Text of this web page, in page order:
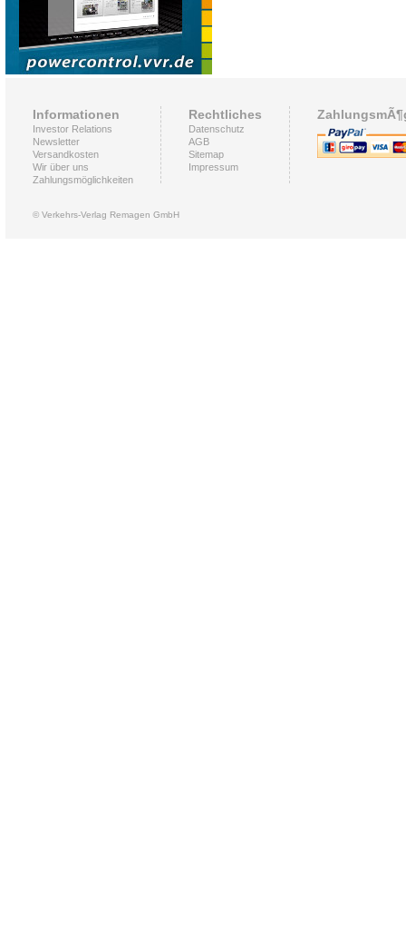
Informationen
Investor Relations
Newsletter
Versandkosten
Wir über uns
Zahlungsmöglichkeiten
Rechtliches
Datenschutz
AGB
Sitemap
Impressum
© Verkehrs-Verlag Remagen GmbH